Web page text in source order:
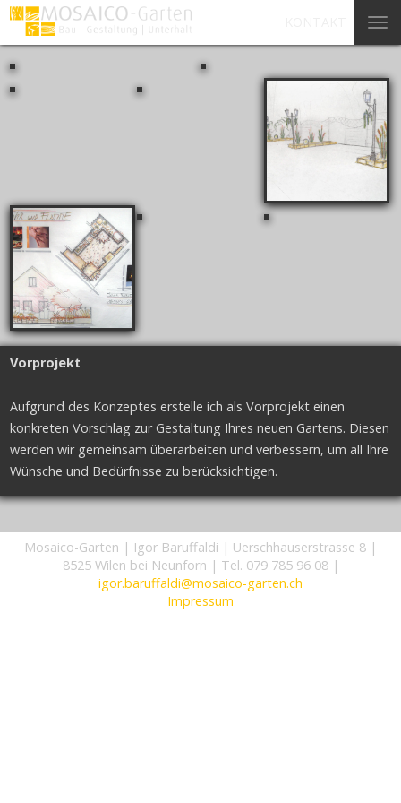
Vorprojekt
Aufgrund des Konzeptes erstelle ich als Vorprojekt einen
konkreten Vorschlag zur Gestaltung Ihres neuen Gartens. Diesen
werden wir gemeinsam überarbeiten und verbessern, um all Ihre
Wünsche und Bedürfnisse zu berücksichtigen.
Mosaico-Garten | Igor Baruffaldi | Uerschhauserstrasse 8 |
8525 Wilen bei Neunforn | Tel. 079 785 96 08|
igor.baruffaldi@mosaico-garten.ch
Impressum